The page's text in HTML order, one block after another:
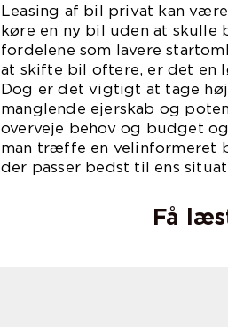
Leasing af bil privat kan
køre en ny bil uden at skulle
fordelene som lavere
at skifte bil oftere, er det en
Dog er det vigtigt at tage
manglende ejerskab og
overveje behov og budget
man træffe en velinformeret
der passer bedst til ens
Få